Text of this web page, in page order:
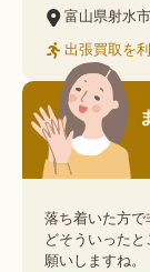
富山県射水市
出張買取を
落ち着いた方
どそういった
願いしますね。